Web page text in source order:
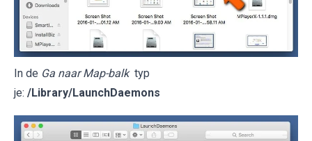
In de Ga naar Map-balk typ
je: /Library/LaunchDaemons